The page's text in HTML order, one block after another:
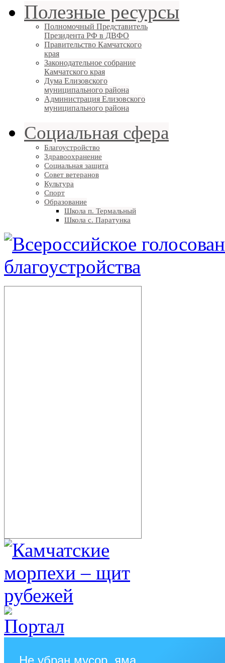
Полезные ресурсы
Полномочный Представитель
Президента РФ в ДВФО
Правительство Камчатского
края
Законодательное собрание
Камчатского края
Дума Елизовского
муниципального района
Администрация Елизовского
муниципального района
Социальная сфера
Благоустройство
Здравоохранение
Социальная защита
Совет ветеранов
Культура
Спорт
Образование
Школа п. Термальный
Школа с. Паратунка
Не убран мусор, яма